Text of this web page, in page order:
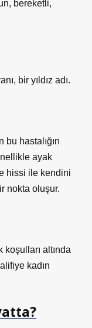
bereketli,
bir yıldız adı.
bu hastalığın
ayak
hissi ile kendini
nokta oluşur.
koşulları altında
kadın